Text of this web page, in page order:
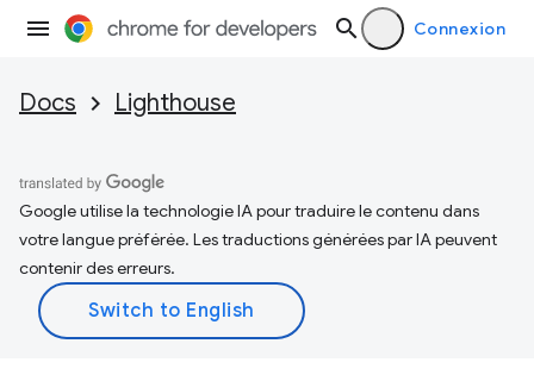
Connexion
Docs Lighthouse
Google utilise la technologie IA pour traduire le contenu dans
votre langue préférée. Les traductions générées par IA peuvent
contenir des erreurs.